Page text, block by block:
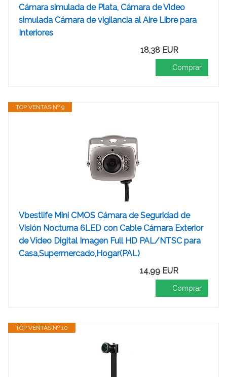
Cámara simulada de Plata, Cámara de Video
simulada Cámara de vigilancia al Aire Libre para
Interiores
18,38 EUR
Comprar
TOP VENTAS Nº 9
Vbestlife Mini CMOS Cámara de Seguridad de
Visión Nocturna 6LED con Cable Cámara Exterior
de Vídeo Digital Imagen Full HD PAL/NTSC para
Casa,Supermercado,Hogar(PAL)
14,99 EUR
Comprar
TOP VENTAS Nº 10